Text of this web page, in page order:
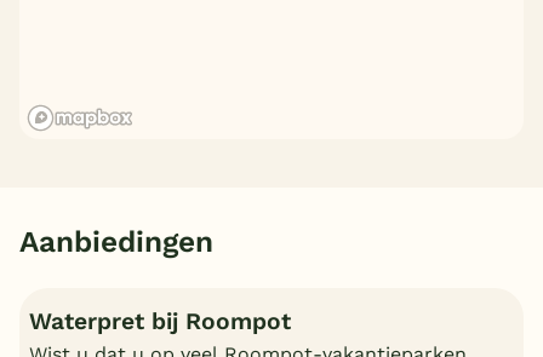
Aanbiedingen
Waterpret bij Roompot